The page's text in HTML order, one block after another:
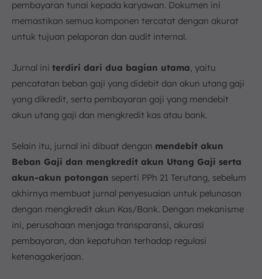
pembayaran tunai kepada karyawan. Dokumen ini
memastikan semua komponen tercatat dengan akurat
untuk tujuan pelaporan dan audit internal.
Jurnal ini terdiri dari dua bagian utama, yaitu
pencatatan beban gaji yang didebit dan akun utang gaji
yang dikredit, serta pembayaran gaji yang mendebit
akun utang gaji dan mengkredit kas atau bank.
Selain itu, jurnal ini dibuat dengan mendebit akun
Beban Gaji dan mengkredit akun Utang Gaji serta
akun-akun potongan seperti PPh 21 Terutang, sebelum
akhirnya membuat jurnal penyesuaian untuk pelunasan
dengan mengkredit akun Kas/Bank. Dengan mekanisme
ini, perusahaan menjaga transparansi, akurasi
pembayaran, dan kepatuhan terhadap regulasi
ketenagakerjaan.